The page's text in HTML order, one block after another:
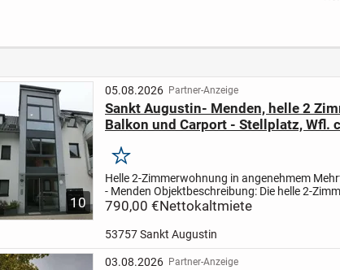
10
05.08.2026 Partner-Anzeige
Sankt Augustin- Menden, helle 2
Balkon und Carport - Stellplatz, Wfl.
Merken
Helle 2-Zimmerwohnung in angenehmem
- Menden Objektbeschreibung: Die helle 2-
Obergeschoss eines gepflegten
790,00 €Nettokaltmiete
53757 Sankt Augustin
03.08.2026 Partner-Anzeige